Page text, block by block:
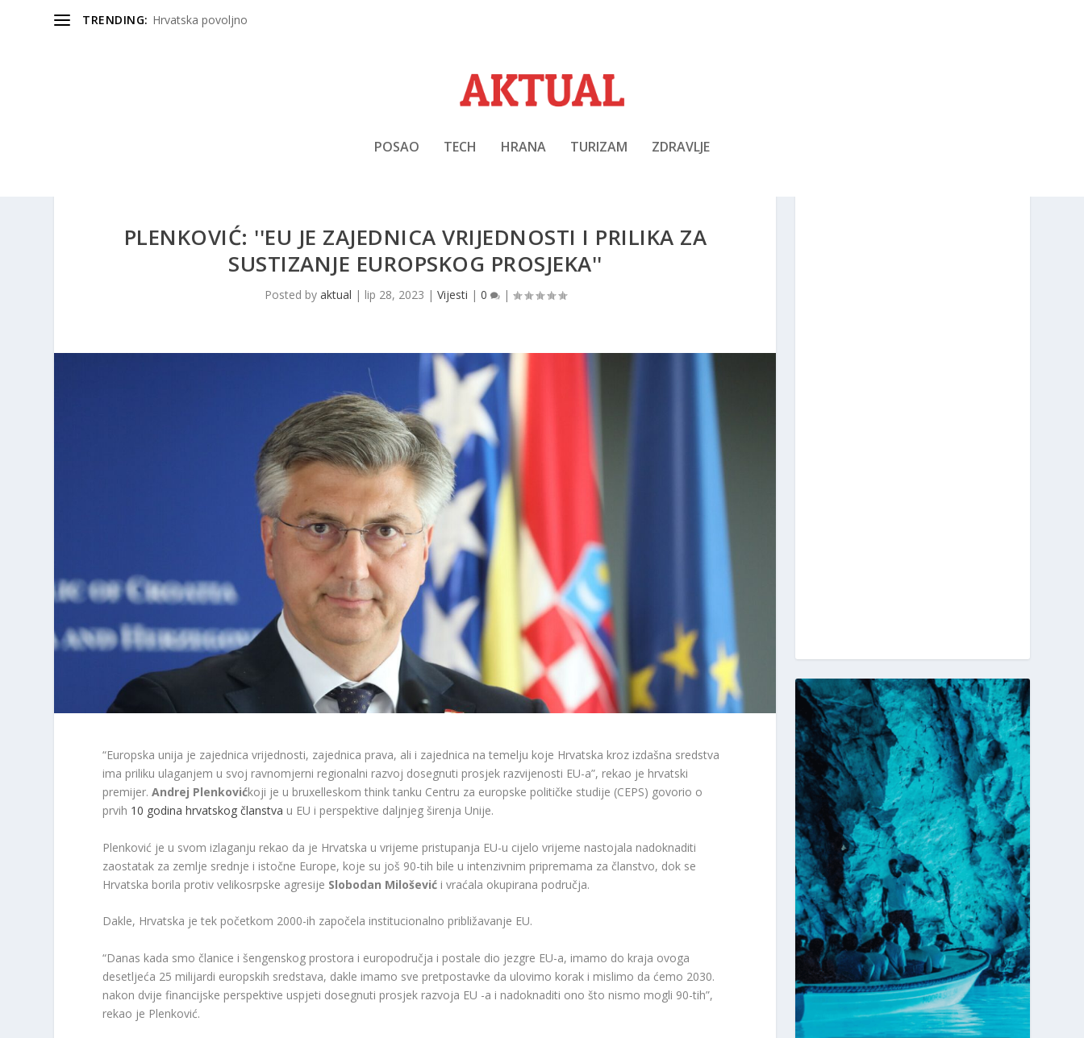
TRENDING: Hrvatska povoljno
POSAO TECH HRANA TURIZAM ZDRAVLJE
PLENKOVIĆ: ''EU JE ZAJEDNICA VRIJEDNOSTI I PRILIKA ZA
SUSTIZANJE EUROPSKOG PROSJEKA''
Posted by aktual | lip 28, 2023 | Vijesti | 0 |
“Europska unija je zajednica vrijednosti, zajednica prava, ali i zajednica na temelju koje Hrvatska kroz izdašna sredstva
ima priliku ulaganjem u svoj ravnomjerni regionalni razvoj dosegnuti prosjek razvijenosti EU-a”, rekao je hrvatski
premijer.Andrej Plenkovićkoji je u bruxelleskom think tanku Centru za europske političke studije (CEPS) govorio o
prvih 10 godina hrvatskog članstva u EU i perspektive daljnjeg širenja Unije.
Plenković je u svom izlaganju rekao da je Hrvatska u vrijeme pristupanja EU-u cijelo vrijeme nastojala nadoknaditi
zaostatak za zemlje srednje i istočne Europe, koje su još 90-tih bile u intenzivnim pripremama za članstvo, dok se
Hrvatska borila protiv velikosrpske agresije Slobodan Milošević i vraćala okupirana područja.
Dakle, Hrvatska je tek početkom 2000-ih započela institucionalno približavanje EU.
“Danas kada smo članice i šengenskog prostora i europodručja i postale dio jezgre EU-a, imamo do kraja ovoga
desetljeća 25 milijardi europskih sredstava, dakle imamo sve pretpostavke da ulovimo korak i mislimo da ćemo 2030.
nakon dvije financijske perspektive uspjeti dosegnuti prosjek razvoja EU -a i nadoknaditi ono što nismo mogli 90-tih”,
rekao je Plenković.